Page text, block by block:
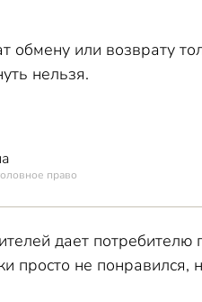
или возврату
нельзя.
право
дает
просто не